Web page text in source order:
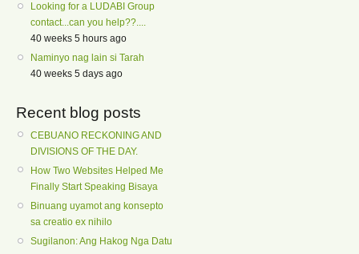
Looking for a LUDABI Group
contact...can you help??....
40 weeks 5 hours ago
Naminyo nag lain si Tarah
40 weeks 5 days ago
Recent blog posts
CEBUANO RECKONING AND
DIVISIONS OF THE DAY.
How Two Websites Helped Me
Finally Start Speaking Bisaya
Binuang uyamot ang konsepto
sa creatio ex nihilo
Sugilanon: Ang Hakog Nga Datu